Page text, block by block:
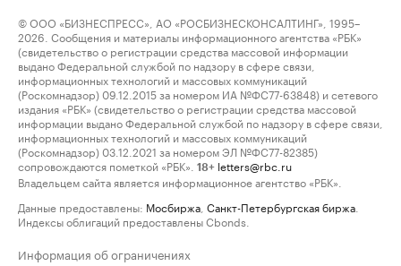
© ООО «БИЗНЕСПРЕСС», АО «РОСБИЗНЕСКОНСАЛТИНГ», 1995–
2026. Сообщения и материалы информационного агентства «РБК»
(свидетельство о регистрации средства массовой информации
выдано Федеральной службой по надзору в сфере связи,
информационных технологий и массовых коммуникаций
(Роскомнадзор) 09.12.2015 за номером ИА №ФС77-63848) и сетевого
издания «РБК» (свидетельство о регистрации средства массовой
информации выдано Федеральной службой по надзору в сфере связи,
информационных технологий и массовых коммуникаций
(Роскомнадзор) 03.12.2021 за номером ЭЛ №ФС77-82385)
сопровождаются пометкой «РБК».
18+ letters@rbc.ru
Владельцем сайта является информационное агентство «РБК».
Данные предоставлены: Мосбиржа Санкт-Петербургская биржа
Индексы облигаций предоставлены Cbonds.
Информация об ограничениях